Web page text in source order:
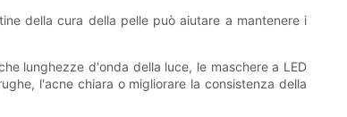
della cura della pelle può aiutare a mantenere i
lunghezze d'onda della luce, le maschere a LED
l'acne chiara o migliorare la consistenza della